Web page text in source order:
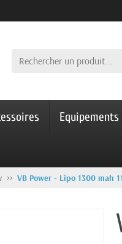
VB Power - Lipo 1300 mah